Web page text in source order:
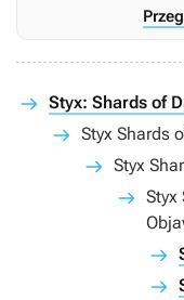
Styx: Shards of
Styx Shards
Styx
Styx